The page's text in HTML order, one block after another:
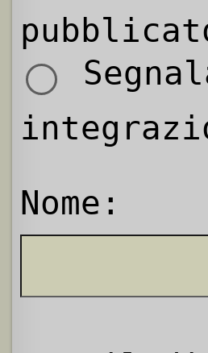
Nome: